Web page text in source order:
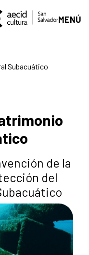
MENÚ
Subacuático
de la
del